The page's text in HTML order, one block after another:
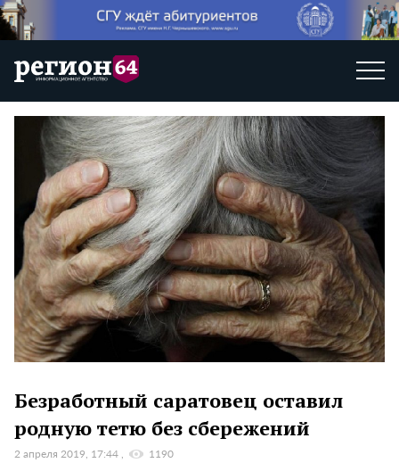
Безработный саратовец оставил
родную тетю без сбережений
2 апреля 2019, 17:44 1190